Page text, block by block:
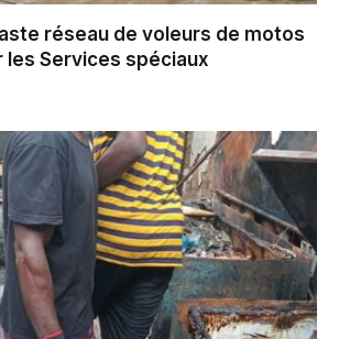
réseau de voleurs de motos
les Services spéciaux